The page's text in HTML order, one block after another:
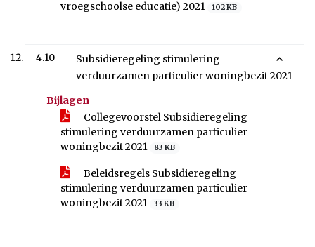
vroegschoolse educatie) 2021
102 KB
4.10
Subsidieregeling stimulering
verduurzamen particulier woningbezit 2021
Bijlagen
Collegevoorstel Subsidieregeling
stimulering verduurzamen particulier
woningbezit 2021
83 KB
Beleidsregels Subsidieregeling
stimulering verduurzamen particulier
woningbezit 2021
33 KB